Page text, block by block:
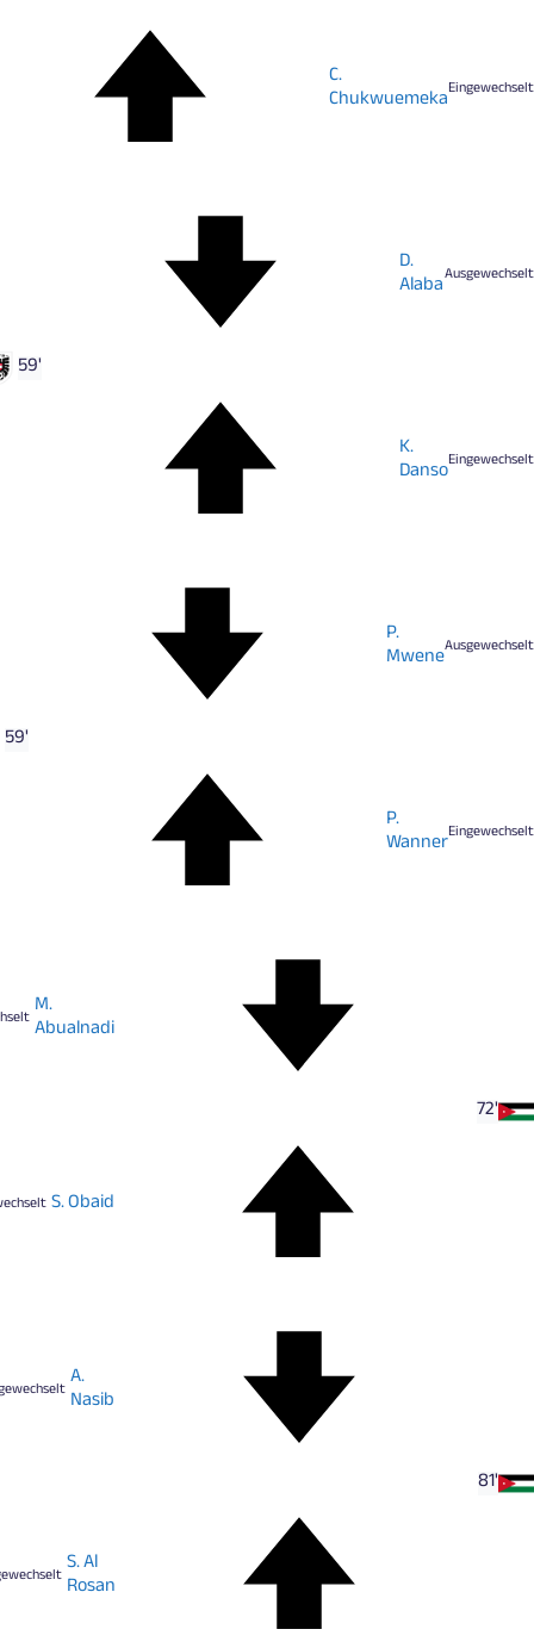
Eingewechselt
C.
Chukwuemeka
Ausgewechselt
D.
Alaba
Eingewechselt
K.
Danso
59'
Ausgewechselt
P.
Mwene
Eingewechselt
P.
Wanner
59'
72'
M.
Abualnadi
S. Obaid
81'
A.
Nasib
S. Al
Rosan